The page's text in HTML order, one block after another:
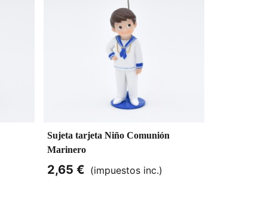
Sujeta tarjeta Niño Comunión
Marinero
2,65 € (impuestos inc.)